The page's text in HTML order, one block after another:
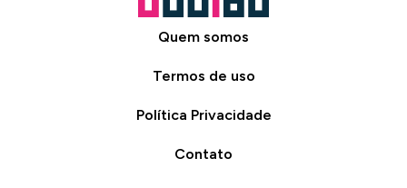
Quem somos
Termos de uso
Política Privacidade
Contato